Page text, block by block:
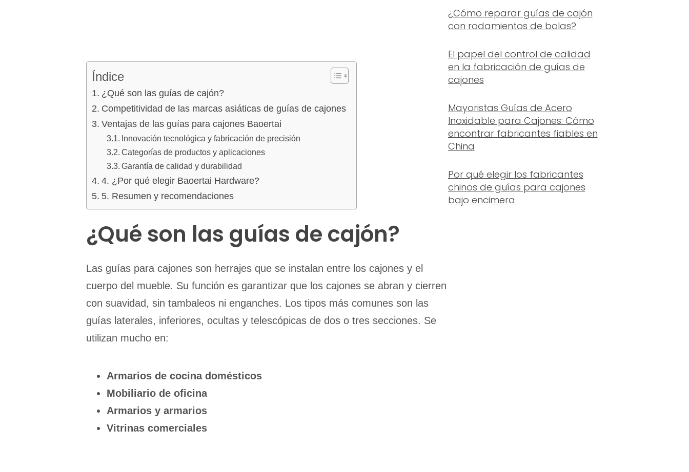
Índice
¿Qué son las guías de cajón?
Competitividad de las marcas asiáticas de guías de cajones
Ventajas de las guías para cajones Baoertai
Innovación tecnológica y fabricación de precisión
Categorías de productos y aplicaciones
Garantía de calidad y durabilidad
4. ¿Por qué elegir Baoertai Hardware?
5. Resumen y recomendaciones
¿Qué son las guías de cajón?
Las guías para cajones son herrajes que se instalan entre los cajones y el
cuerpo del mueble. Su función es garantizar que los cajones se abran y cierren
con suavidad, sin tambaleos ni enganches. Los tipos más comunes son las
guías laterales, inferiores, ocultas y telescópicas de dos o tres secciones. Se
utilizan mucho en:
Armarios de cocina domésticos
Mobiliario de oficina
Armarios y armarios
Vitrinas comerciales
¿Cómo reparar guías de cajón
con rodamientos de bolas?
El papel del control de calidad
en la fabricación de guías de
cajones
Mayoristas Guías de Acero
Inoxidable para Cajones: Cómo
encontrar fabricantes fiables en
China
Por qué elegir los fabricantes
chinos de guías para cajones
bajo encimera